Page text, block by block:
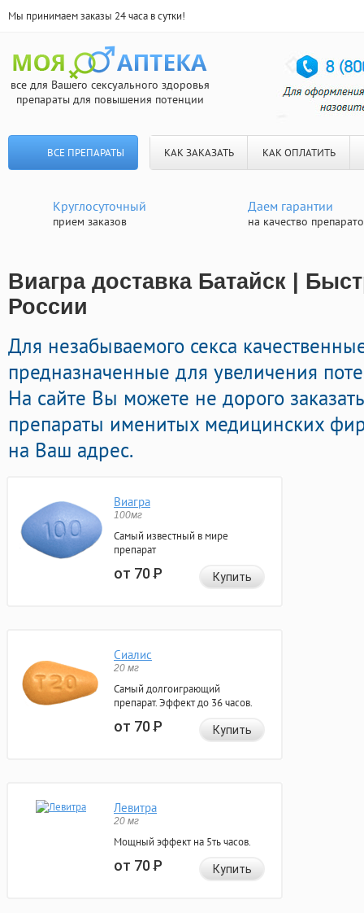
Мы принимаем заказы 24 часа в сутки!
все для Вашего сексуального здоровья
препараты для повышения потенции
ВСЕ ПРЕПАРАТЫ КАК ЗАКАЗАТЬ КАК ОПЛАТИТЬ
Круглосуточный
прием заказов
Даем гарантии
на качество
Виагра доставка Батайск |
России
Для незабываемого секса
предназначенные для увеличения
На сайте Вы можете не дорого
препараты именитых медицинских
на Ваш адрес.
Виагра
100мг
Самый известный в мире
препарат
от 70Р Купить
Сиалис
20 мг
Самый долгоиграющий
препарат. Эффект до 36 часов.
от 70Р Купить
Левитра
20 мг
Мощный эффект на 5ть часов.
от 70Р Купить